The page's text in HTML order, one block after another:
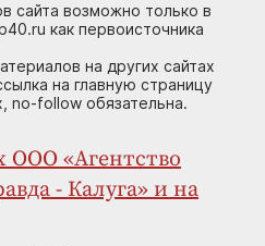
сайта возможно только в
как первоисточника
на других сайтах
на главную страницу
no-follow обязательна.
ООО «Агентство
- Калуга» и на